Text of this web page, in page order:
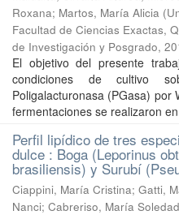
Roxana; Martos, María Alicia (
Facultad de Ciencias Exactas,
de Investigación y Posgrado,
El objetivo del presente
condiciones de cultivo
Poligalacturonasa (PGasa) por
fermentaciones se realizaron
Perfil lipídico de tres
dulce : Boga (Leporinus
brasiliensis) y Surubí
Ciappini, María Cristina; Gatti,
Nanci; Cabreriso, María Soledad